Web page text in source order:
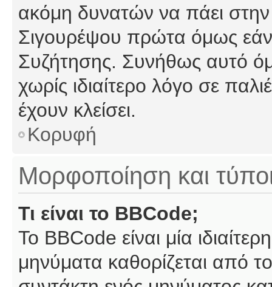
ακόμη δυνατών να πάει
Σιγουρέψου πρώτα όμως εάν
Συζήτησης. Συνήθως αυτό
χωρίς ιδιαίτερο λόγο σε
έχουν κλείσει.
Κορυφή
Μορφοποίηση και
Τι είναι το BBCode;
Το BBCode είναι μία
μηνύματα καθορίζεται από